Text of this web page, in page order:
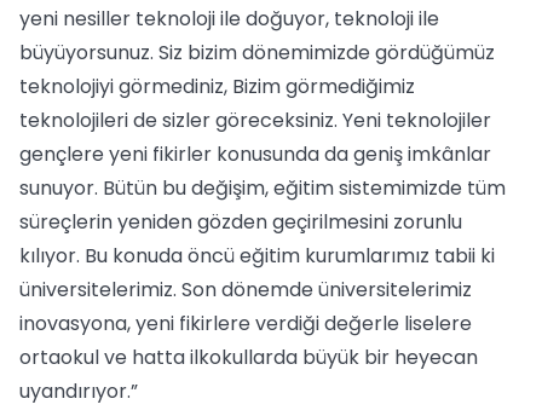
yeni nesiller teknoloji ile doğuyor, teknoloji ile
büyüyorsunuz. Siz bizim dönemimizde gördüğümüz
teknolojiyi görmediniz, Bizim görmediğimiz
teknolojileri de sizler göreceksiniz. Yeni teknolojiler
gençlere yeni fikirler konusunda da geniş imkânlar
sunuyor. Bütün bu değişim, eğitim sistemimizde tüm
süreçlerin yeniden gözden geçirilmesini zorunlu
kılıyor. Bu konuda öncü eğitim kurumlarımız tabii ki
üniversitelerimiz. Son dönemde üniversitelerimiz
inovasyona, yeni fikirlere verdiği değerle liselere
ortaokul ve hatta ilkokullarda büyük bir heyecan
uyandırıyor.”